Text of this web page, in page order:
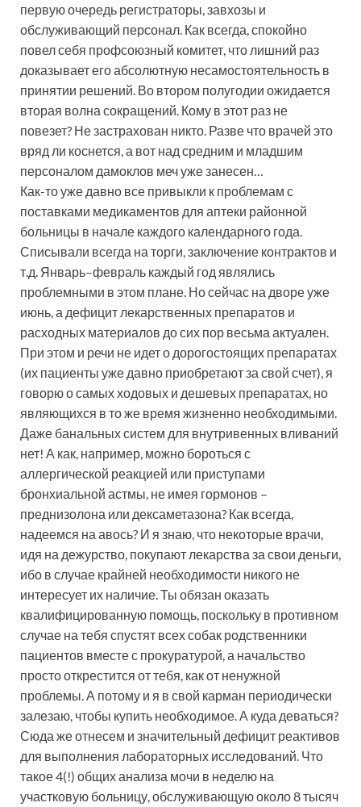
первую очередь регистраторы, завхозы и
обслуживающий персонал. Как всегда, спокойно
повел себя профсоюзный комитет, что лишний раз
доказывает его абсолютную несамостоятельность в
принятии решений. Во втором полугодии ожидается
вторая волна сокращений. Кому в этот раз не
повезет? Не застрахован никто. Разве что врачей это
вряд ли коснется, а вот над средним и младшим
персоналом дамоклов меч уже занесен…
Как-то уже давно все привыкли к проблемам с
поставками медикаментов для аптеки районной
больницы в начале каждого календарного года.
Списывали всегда на торги, заключение контрактов и
т.д. Январь–февраль каждый год являлись
проблемными в этом плане. Но сейчас на дворе уже
июнь, а дефицит лекарственных препаратов и
расходных материалов до сих пор весьма актуален.
При этом и речи не идет о дорогостоящих препаратах
(их пациенты уже давно приобретают за свой счет), я
говорю о самых ходовых и дешевых препаратах, но
являющихся в то же время жизненно необходимыми.
Даже банальных систем для внутривенных вливаний
нет! А как, например, можно бороться с
аллергической реакцией или приступами
бронхиальной астмы, не имея гормонов –
преднизолона или дексаметазона? Как всегда,
надеемся на авось? И я знаю, что некоторые врачи,
идя на дежурство, покупают лекарства за свои деньги,
ибо в случае крайней необходимости никого не
интересует их наличие. Ты обязан оказать
квалифицированную помощь, поскольку в противном
случае на тебя спустят всех собак родственники
пациентов вместе с прокуратурой, а начальство
просто открестится от тебя, как от ненужной
проблемы. А потому и я в свой карман периодически
залезаю, чтобы купить необходимое. А куда деваться?
Сюда же отнесем и значительный дефицит реактивов
для выполнения лабораторных исследований. Что
такое 4(!) общих анализа мочи в неделю на
участковую больницу, обслуживающую около 8 тысяч